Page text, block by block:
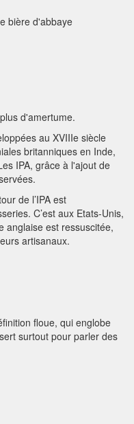
bière d'abbaye
d'amertume.
au XVIIIe siècle
britanniques en Inde,
IPA, grâce à l'ajout de
de l’IPA est
C’est aux Etats-Unis,
anglaise est ressuscitée,
artisanaux.
floue, qui englobe
surtout pour parler des